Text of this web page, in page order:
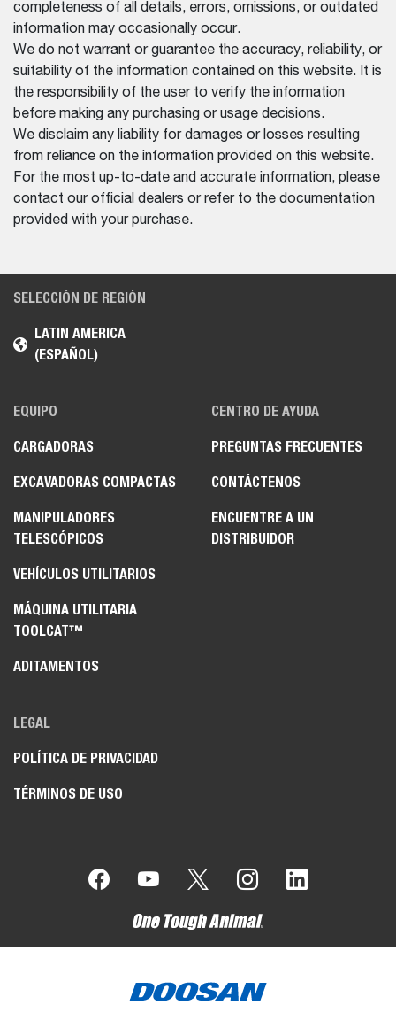
completeness of all details, errors, omissions, or outdated
information may occasionally occur.
We do not warrant or guarantee the accuracy, reliability, or
suitability of the information contained on this website. It is
the responsibility of the user to verify the information
before making any purchasing or usage decisions.
We disclaim any liability for damages or losses resulting
from reliance on the information provided on this website.
For the most up-to-date and accurate information, please
contact our official dealers or refer to the documentation
provided with your purchase.
SELECCIÓN DE REGIÓN
LATIN AMERICA
(ESPAÑOL)
EQUIPO
CARGADORAS
EXCAVADORAS COMPACTAS
MANIPULADORES
TELESCÓPICOS
VEHÍCULOS UTILITARIOS
MÁQUINA UTILITARIA
TOOLCAT™
ADITAMENTOS
CENTRO DE AYUDA
PREGUNTAS FRECUENTES
CONTÁCTENOS
ENCUENTRE A UN
DISTRIBUIDOR
LEGAL
POLÍTICA DE PRIVACIDAD
TÉRMINOS DE USO